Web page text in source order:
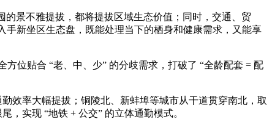
景不雅提拔，都将提拔区域生态价值；同时，交通、贸
手新坐区生态盘，既能处理当下的栖身和健康需求，又能享
位贴合 “老、中、少” 的分歧需求，打破了 “全龄配套 = 配
率大幅提拔；铜陵北、新蚌埠等城市从干道贯穿南北，取
实现 “地铁 + 公交” 的立体通勤模式。